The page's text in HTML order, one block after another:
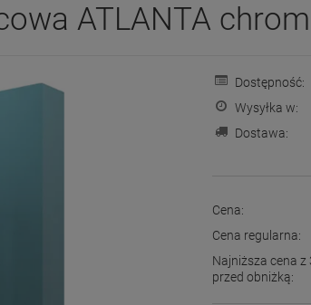
ATLANTA
Dostępność:
Wysyłka w:
Dostawa:
Cena:
Cena regularna:
Najniższa cena z
przed obniżką: